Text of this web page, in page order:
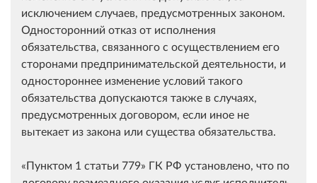
исключением случаев, предусмотренных законом.
Односторонний отказ от исполнения
обязательства, связанного с осуществлением его
сторонами предпринимательской деятельности, и
одностороннее изменение условий такого
обязательства допускаются также в случаях,
предусмотренных договором, если иное не
вытекает из закона или существа обязательства.
Пунктом 1 статьи 779
ГК РФ установлено, что по